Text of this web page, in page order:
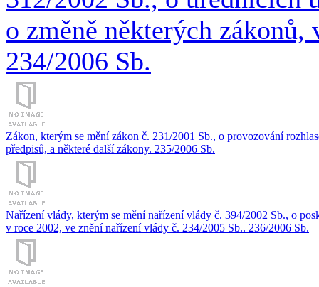
o změně některých zákonů,
234/2006 Sb.
Zákon, kterým se mění zákon č. 231/2001 Sb., o provozování
předpisů, a některé další zákony. 235/2006 Sb.
Nařízení vlády, kterým se mění nařízení vlády č. 394/2002 Sb., o
v roce 2002, ve znění nařízení vlády č. 234/2005 Sb.. 236/2006 Sb.